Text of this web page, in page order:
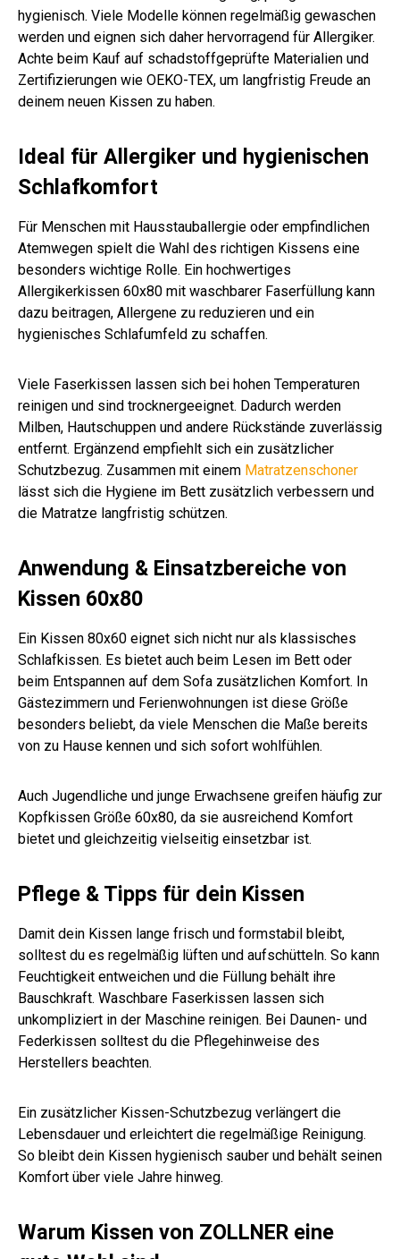
hygienisch. Viele Modelle können regelmäßig gewaschen
werden und eignen sich daher hervorragend für Allergiker.
Achte beim Kauf auf schadstoffgeprüfte Materialien und
Zertifizierungen wie OEKO-TEX, um langfristig Freude an
deinem neuen Kissen zu haben.
Ideal für Allergiker und hygienischen
Schlafkomfort
Für Menschen mit Hausstauballergie oder empfindlichen
Atemwegen spielt die Wahl des richtigen Kissens eine
besonders wichtige Rolle. Ein hochwertiges
Allergikerkissen 60x80 mit waschbarer Faserfüllung kann
dazu beitragen, Allergene zu reduzieren und ein
hygienisches Schlafumfeld zu schaffen.
Viele Faserkissen lassen sich bei hohen Temperaturen
reinigen und sind trocknergeeignet. Dadurch werden
Milben, Hautschuppen und andere Rückstände zuverlässig
entfernt. Ergänzend empfiehlt sich ein zusätzlicher
Schutzbezug. Zusammen mit einem Matratzenschoner
lässt sich die Hygiene im Bett zusätzlich verbessern und
die Matratze langfristig schützen.
Anwendung & Einsatzbereiche von
Kissen 60x80
Ein Kissen 80x60 eignet sich nicht nur als klassisches
Schlafkissen. Es bietet auch beim Lesen im Bett oder
beim Entspannen auf dem Sofa zusätzlichen Komfort. In
Gästezimmern und Ferienwohnungen ist diese Größe
besonders beliebt, da viele Menschen die Maße bereits
von zu Hause kennen und sich sofort wohlfühlen.
Auch Jugendliche und junge Erwachsene greifen häufig zur
Kopfkissen Größe 60x80, da sie ausreichend Komfort
bietet und gleichzeitig vielseitig einsetzbar ist.
Pflege & Tipps für dein Kissen
Damit dein Kissen lange frisch und formstabil bleibt,
solltest du es regelmäßig lüften und aufschütteln. So kann
Feuchtigkeit entweichen und die Füllung behält ihre
Bauschkraft. Waschbare Faserkissen lassen sich
unkompliziert in der Maschine reinigen. Bei Daunen- und
Federkissen solltest du die Pflegehinweise des
Herstellers beachten.
Ein zusätzlicher Kissen-Schutzbezug verlängert die
Lebensdauer und erleichtert die regelmäßige Reinigung.
So bleibt dein Kissen hygienisch sauber und behält seinen
Komfort über viele Jahre hinweg.
Warum Kissen von ZOLLNER eine